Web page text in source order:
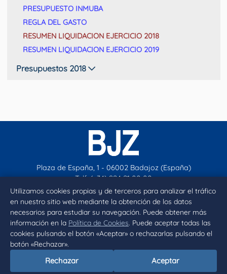
Utilizamos cookies propias y de terceros para analizar el tráfico
en nuestro sitio web mediante la obtención de los datos
necesarios para estudiar su navegación. Puede obtener más
información en la Política de Cookies. Puede aceptar todas las
cookies pulsando el botón «Aceptar» o rechazarlas pulsando el
botón «Rechazar».
Rechazar Aceptar
PRESUPUESTO INMUBA
REGLA DEL GASTO
RESUMEN LIQUIDACION EJERCICIO 2018
RESUMEN LIQUIDACION EJERCICIO 2019
Presupuestos 2018
Plaza de España, 1 - 06002 Badajoz (España)
Telf. (+34) 924 21 00 00
contacto@aytobadajoz.es
Facebook
X Instagram
YouTube
Inicio Aviso legal
Declaración de accesibilidad